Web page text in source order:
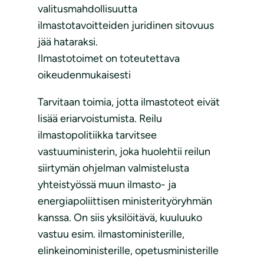
valitusmahdollisuutta
ilmastotavoitteiden juridinen sitovuus
jää hataraksi.
Ilmastotoimet on toteutettava
oikeudenmukaisesti
Tarvitaan toimia, jotta ilmastoteot eivät
lisää eriarvoistumista. Reilu
ilmastopolitiikka tarvitsee
vastuuministerin, joka huolehtii reilun
siirtymän ohjelman valmistelusta
yhteistyössä muun ilmasto- ja
energiapoliittisen ministerityöryhmän
kanssa. On siis yksilöitävä, kuuluuko
vastuu esim. ilmastoministerille,
elinkeinoministerille, opetusministerille